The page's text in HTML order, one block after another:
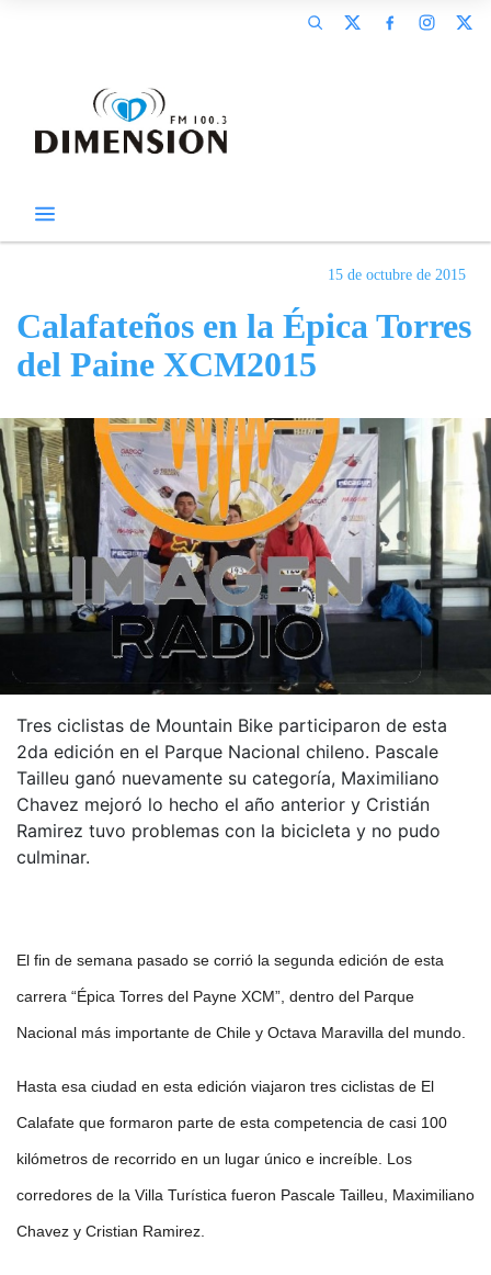
15 de octubre de 2015
Calafateños en la Épica Torres
del Paine XCM2015
Tres ciclistas de Mountain Bike participaron de esta
2da edición en el Parque Nacional chileno. Pascale
Tailleu ganó nuevamente su categoría, Maximiliano
Chavez mejoró lo hecho el año anterior y Cristián
Ramirez tuvo problemas con la bicicleta y no pudo
culminar.
El fin de semana pasado se corrió la segunda edición de esta
carrera “Épica Torres del Payne XCM”, dentro del Parque
Nacional más importante de Chile y Octava Maravilla del mundo.
Hasta esa ciudad en esta edición viajaron tres ciclistas de El
Calafate que formaron parte de esta competencia de casi 100
kilómetros de recorrido en un lugar único e increíble. Los
corredores de la Villa Turística fueron Pascale Tailleu, Maximiliano
Chavez y Cristian Ramirez.